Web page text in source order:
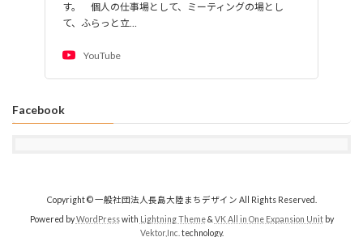
す。 個人の仕事場として、ミーティングの場とし
て、ふらっと立…
YouTube
Facebook
Copyright © 一般社団法人長島大陸まちデザイン All Rights Reserved.
Powered byWordPresswith Lightning Theme& VK All in One Expansion Unitby
Vektor,Inc. technology.